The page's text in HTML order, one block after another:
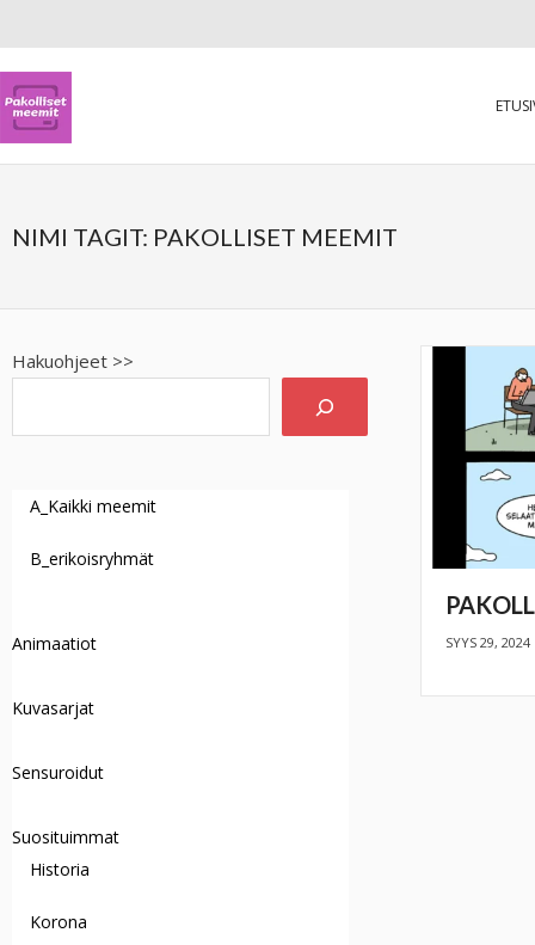
NIMI TAGIT: PAKOLLISET MEEMIT
SYYS 29, 2024
Hakuohjeet >>
A_Kaikki meemit
B_erikoisryhmät
Animaatiot
Kuvasarjat
Sensuroidut
Suosituimmat
Historia
Korona